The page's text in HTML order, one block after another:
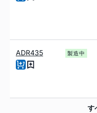
ADR435 製造中